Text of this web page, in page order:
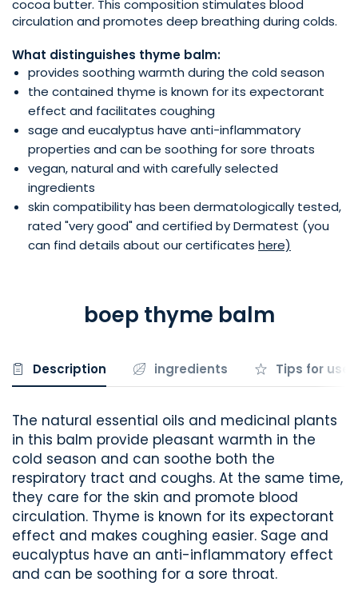
cocoa butter. This composition stimulates blood
circulation and promotes deep breathing during colds.
What distinguishes thyme balm:
provides soothing warmth during the cold season
the contained thyme is known for its expectorant
effect and facilitates coughing
sage and eucalyptus have anti-inflammatory
properties and can be soothing for sore throats
vegan, natural and with carefully selected
ingredients
skin compatibility has been dermatologically tested,
rated "very good" and certified by Dermatest (you
can find details about our certificates here)
boep thyme balm
Description ingredients Tips for use
The natural essential oils and medicinal plants
in this balm provide pleasant warmth in the
cold season and can soothe both the
respiratory tract and coughs. At the same time,
they care for the skin and promote blood
circulation. Thyme is known for its expectorant
effect and makes coughing easier. Sage and
eucalyptus have an anti-inflammatory effect
and can be soothing for a sore throat.